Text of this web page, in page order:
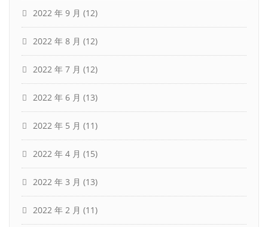
2022 年 9 月 (12)
2022 年 8 月 (12)
2022 年 7 月 (12)
2022 年 6 月 (13)
2022 年 5 月 (11)
2022 年 4 月 (15)
2022 年 3 月 (13)
2022 年 2 月 (11)